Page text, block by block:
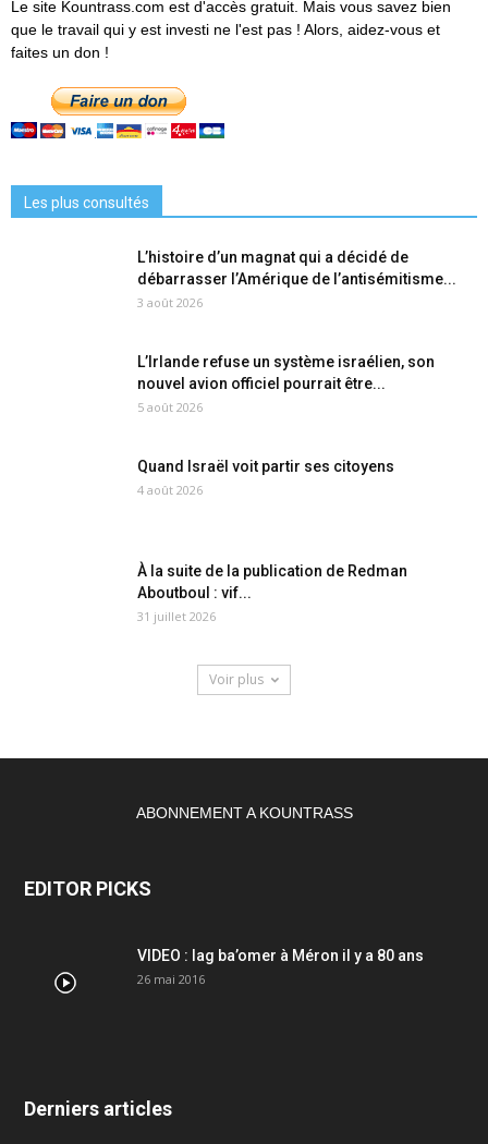
Le site Kountrass.com est d'accès gratuit. Mais vous savez bien
que le travail qui y est investi ne l'est pas ! Alors, aidez-vous et
faites un don !
Les plus consultés
L’histoire d’un magnat qui a décidé de
débarrasser l’Amérique de l’antisémitisme...
3 août 2026
L’Irlande refuse un système israélien, son
nouvel avion officiel pourrait être...
5 août 2026
Quand Israël voit partir ses citoyens
4 août 2026
À la suite de la publication de Redman
Aboutboul : vif...
31 juillet 2026
Voir plus
ABONNEMENT A KOUNTRASS
EDITOR PICKS
VIDEO : lag ba’omer à Méron il y a 80 ans
26 mai 2016
Derniers articles